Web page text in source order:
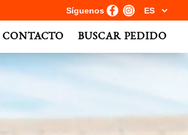
Síguenos
CONTACTO BUSCAR PEDIDO